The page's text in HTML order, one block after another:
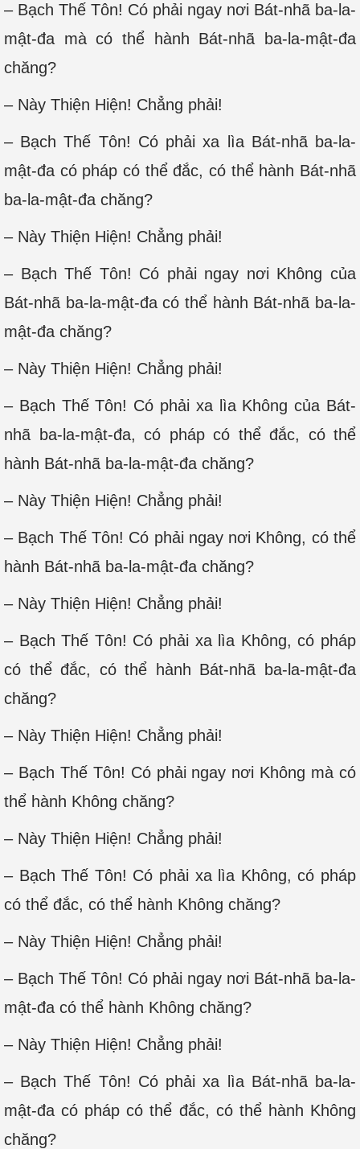
– Bạch Thế Tôn! Có phải ngay nơi Bát-nhã ba-la-
mật-đa mà có thể hành Bát-nhã ba-la-mật-đa
chăng?
– Này Thiện Hiện! Chẳng phải!
– Bạch Thế Tôn! Có phải xa lìa Bát-nhã ba-la-
mật-đa có pháp có thể đắc, có thể hành Bát-nhã
ba-la-mật-đa chăng?
– Này Thiện Hiện! Chẳng phải!
– Bạch Thế Tôn! Có phải ngay nơi Không của
Bát-nhã ba-la-mật-đa có thể hành Bát-nhã ba-la-
mật-đa chăng?
– Này Thiện Hiện! Chẳng phải!
– Bạch Thế Tôn! Có phải xa lìa Không của Bát-
nhã ba-la-mật-đa, có pháp có thể đắc, có thể
hành Bát-nhã ba-la-mật-đa chăng?
– Này Thiện Hiện! Chẳng phải!
– Bạch Thế Tôn! Có phải ngay nơi Không, có thể
hành Bát-nhã ba-la-mật-đa chăng?
– Này Thiện Hiện! Chẳng phải!
– Bạch Thế Tôn! Có phải xa lìa Không, có pháp
có thể đắc, có thể hành Bát-nhã ba-la-mật-đa
chăng?
– Này Thiện Hiện! Chẳng phải!
– Bạch Thế Tôn! Có phải ngay nơi Không mà có
thể hành Không chăng?
– Này Thiện Hiện! Chẳng phải!
– Bạch Thế Tôn! Có phải xa lìa Không, có pháp
có thể đắc, có thể hành Không chăng?
– Này Thiện Hiện! Chẳng phải!
– Bạch Thế Tôn! Có phải ngay nơi Bát-nhã ba-la-
mật-đa có thể hành Không chăng?
– Này Thiện Hiện! Chẳng phải!
– Bạch Thế Tôn! Có phải xa lìa Bát-nhã ba-la-
mật-đa có pháp có thể đắc, có thể hành Không
chăng?